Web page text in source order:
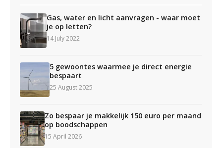
Gas, water en licht aanvragen - waar moet
je op letten?
14 July 2022
5 gewoontes waarmee je direct energie
bespaart
25 August 2025
Zo bespaar je makkelijk 150 euro per maand
op boodschappen
15 April 2026